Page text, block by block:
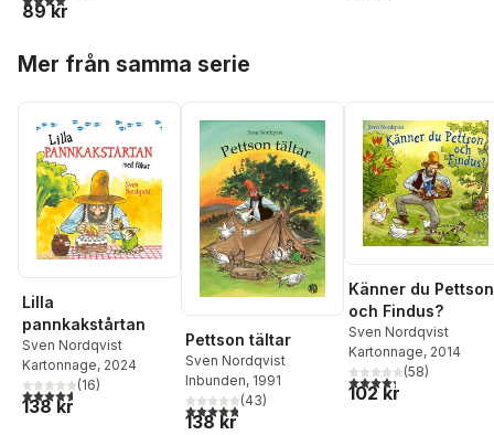
89 kr
Mer från samma serie
Lilla
pannkakstårtan
Sven Nordqvist
Kartonnage, 2024
4,6utav 5 stjärnor. Totalt antal röster:
(16)
138 kr
Pettson tältar
Sven Nordqvist
Inbunden, 1991
4,8utav 5 stjärnor. Totalt antal röster:
(43)
138 kr
Känner du Pettson
och Findus?
Sven Nordqvist
Kartonnage, 2014
4,3utav 5 stjärnor.
(58)
102 kr